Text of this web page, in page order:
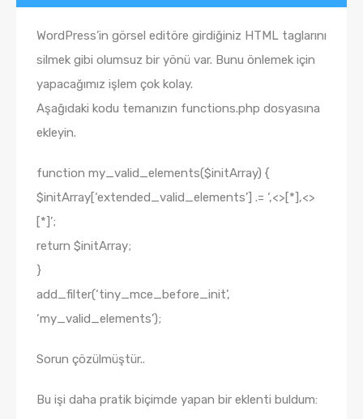
WordPress’in görsel editöre girdiğiniz HTML taglarını
silmek gibi olumsuz bir yönü var. Bunu önlemek için
yapacağımız işlem çok kolay.
Aşağıdaki kodu temanızın functions.php dosyasına
ekleyin.
function my_valid_elements($initArray) {
$initArray[‘extended_valid_elements’] .= ‘,<>[*],<>
[*]’;
return $initArray;
}
add_filter(‘tiny_mce_before_init’,
‘my_valid_elements’);
Sorun çözülmüştür..
Bu işi daha pratik biçimde yapan bir eklenti buldum: